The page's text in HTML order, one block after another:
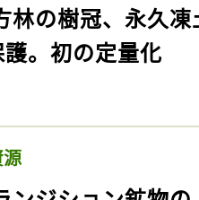
林の樹冠、永久
。初の定量化